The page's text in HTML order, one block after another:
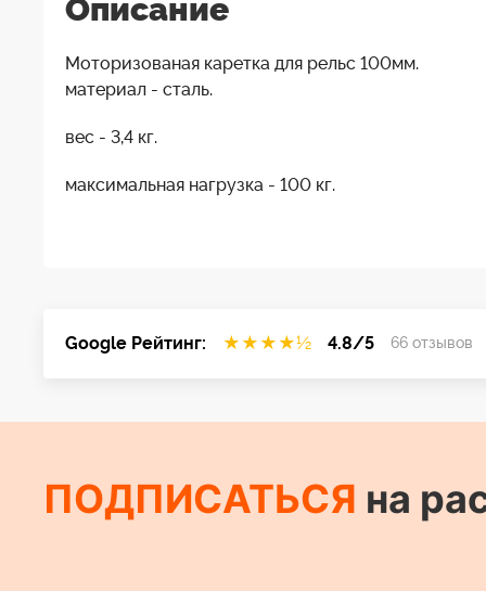
Описание
Моторизованая каретка для рельс 100мм.
материал - сталь.
вес - 3,4 кг.
максимальная нагрузка - 100 кг.
Google Рейтинг: ★ ★ ★ ★½ 4.8/5 66 отзывов
ПОДПИСАТЬСЯ на